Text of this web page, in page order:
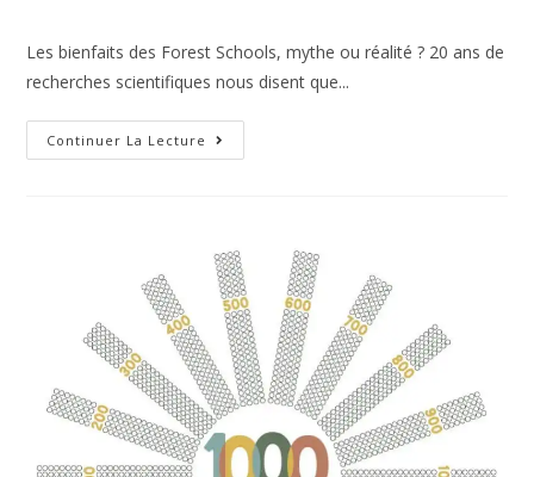
Les bienfaits des Forest Schools, mythe ou réalité ? 20 ans de
recherches scientifiques nous disent que...
Continuer La Lecture